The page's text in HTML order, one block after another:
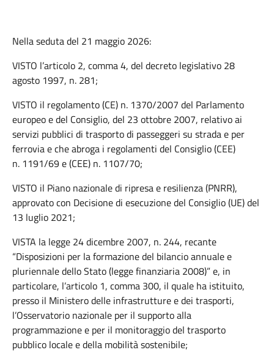
Nella seduta del 21 maggio 2026:
VISTO l’articolo 2, comma 4, del decreto legislativo 28
agosto 1997, n. 281;
VISTO il regolamento (CE) n. 1370/2007 del Parlamento
europeo e del Consiglio, del 23 ottobre 2007, relativo ai
servizi pubblici di trasporto di passeggeri su strada e per
ferrovia e che abroga i regolamenti del Consiglio (CEE)
n. 1191/69 e (CEE) n. 1107/70;
VISTO il Piano nazionale di ripresa e resilienza (PNRR),
approvato con Decisione di esecuzione del Consiglio (UE) del
13 luglio 2021;
VISTA la legge 24 dicembre 2007, n. 244, recante
“Disposizioni per la formazione del bilancio annuale e
pluriennale dello Stato (legge finanziaria 2008)” e, in
particolare, l’articolo 1, comma 300, il quale ha istituito,
presso il Ministero delle infrastrutture e dei trasporti,
l’Osservatorio nazionale per il supporto alla
programmazione e per il monitoraggio del trasporto
pubblico locale e della mobilità sostenibile;